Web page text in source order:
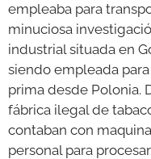
empleaba para
minuciosa
industrial situada en
siendo empleada
prima desde Polonia.
fábrica ilegal de
contaban con
personal para